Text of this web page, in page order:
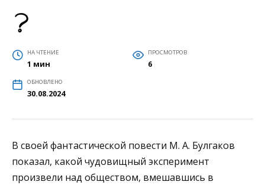
НА ЧТЕНИЕ
1 мин
ПРОСМОТРОВ
6
ОБНОВЛЕНО
30.08.2024
В своей фантастической повести М. А. Булгаков
показал, какой чудовищный эксперимент
произвели над обществом, вмешавшись в